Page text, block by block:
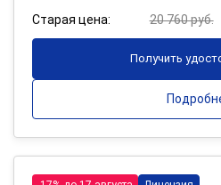
Старая цена:
20 760 руб.
Получить